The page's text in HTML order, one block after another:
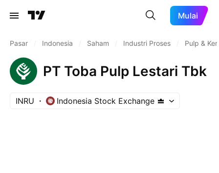
Mulai
Pasar Indonesia Saham Industri Proses Pulp &
PT Toba Pulp Lestari Tbk
INRU Indonesia Stock Exchange